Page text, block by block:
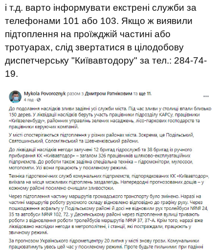
і т.д. варто інформувати екстрені служби за
телефонами 101 або 103. Якщо ж виявили
підтоплення на проїжджій частині або
тротуарах, слід звертатися в цілодобову
диспетчерську "Київавтодору" за тел.: 284-74-
19.